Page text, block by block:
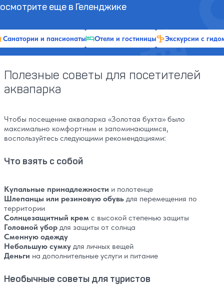
еще в Геленджике
Санатории и пансионаты Отели и гостиницы Экскурсии с
Полезные советы для посетителей
аквапарка
Чтобы посещение аквапарка «Золотая бухта» было
максимально комфортным и запоминающимся,
воспользуйтесь следующими рекомендациями:
Что взять с собой
Купальные принадлежности и полотенце
Шлепанцы или резиновую обувь для перемещения по
территории
Солнцезащитный крем с высокой степенью защиты
Головной убор для защиты от солнца
Сменную одежду
Небольшую сумку для личных вещей
Деньги на дополнительные услуги и питание
Необычные советы для туристов